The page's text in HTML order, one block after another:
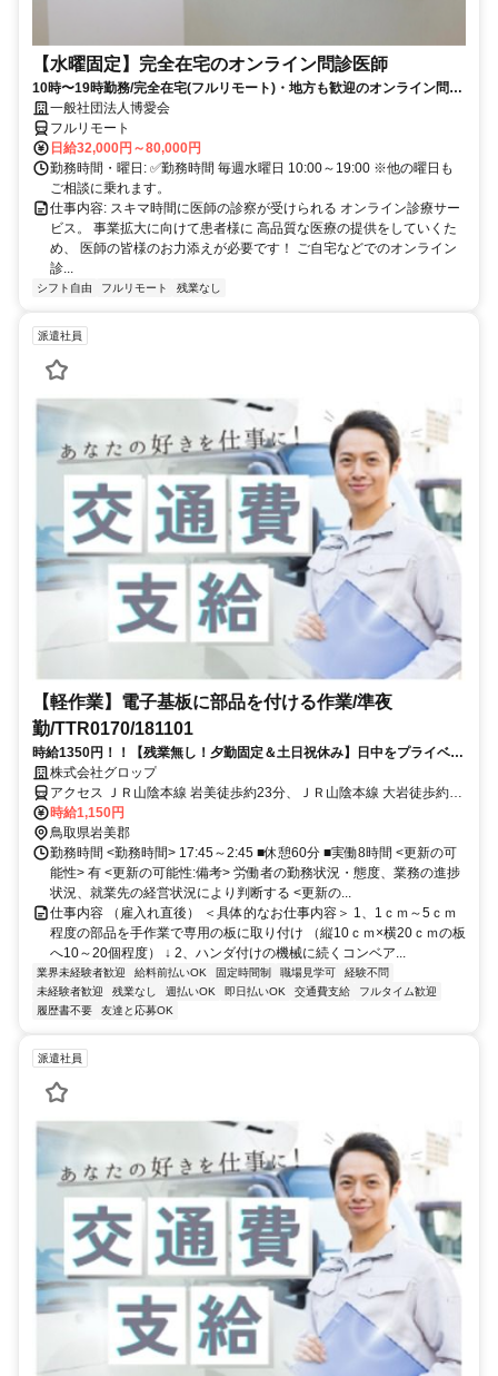
【水曜固定】完全在宅のオンライン問診医師
10時〜19時勤務/完全在宅(フルリモート)・地方も歓迎のオンライン問診
業務一般社団法人博愛会
フルリモート
日給32,000円～80,000円
勤務時間・曜日: ✅勤務時間 毎週水曜日 10:00～19:00 ※他の曜日も
ご相談に乗れます。
仕事内容: スキマ時間に医師の診察が受けられる オンライン診療サー
ビス。 事業拡大に向けて患者様に 高品質な医療の提供をしていくた
め、 医師の皆様のお力添えが必要です！ ご自宅などでのオンライン
診...
シフト自由 フルリモート 残業なし
派遣社員
【軽作業】電子基板に部品を付ける作業/準夜
勤/TTR0170/181101
時給1350円！！【残業無し！夕勤固定＆土日祝休み】日中をプライベー
トに利用したい方へおすすめ！電子部品を指定の板にはめるお仕事で
す！
株式会社グロップ
アクセス ＪＲ山陰本線 岩美徒歩約23分、ＪＲ山陰本線 大岩徒歩約39
分、ＪＲ山陰本線 東浜徒歩約60分 【JR岩美駅】より車で1分
時給1,150円
鳥取県岩美郡
勤務時間 <勤務時間> 17:45～2:45 ■休憩60分 ■実働8時間 <更新の可
能性> 有 <更新の可能性:備考> 労働者の勤務状況・態度、業務の進捗
状況、就業先の経営状況により判断する <更新の...
仕事内容 （雇入れ直後） ＜具体的なお仕事内容＞ 1、1ｃｍ～5ｃｍ
程度の部品を手作業で専用の板に取り付け （縦10ｃｍ×横20ｃｍの板
へ10～20個程度） ↓ 2、ハンダ付けの機械に続くコンベア...
業界未経験者歓迎 給料前払いOK 固定時間制 職場見学可
経験不問
未経験者歓迎
残業なし 週払いOK 即日払いOK 交通費支給
フルタイム歓迎
履歴書不要
友達と応募OK
派遣社員